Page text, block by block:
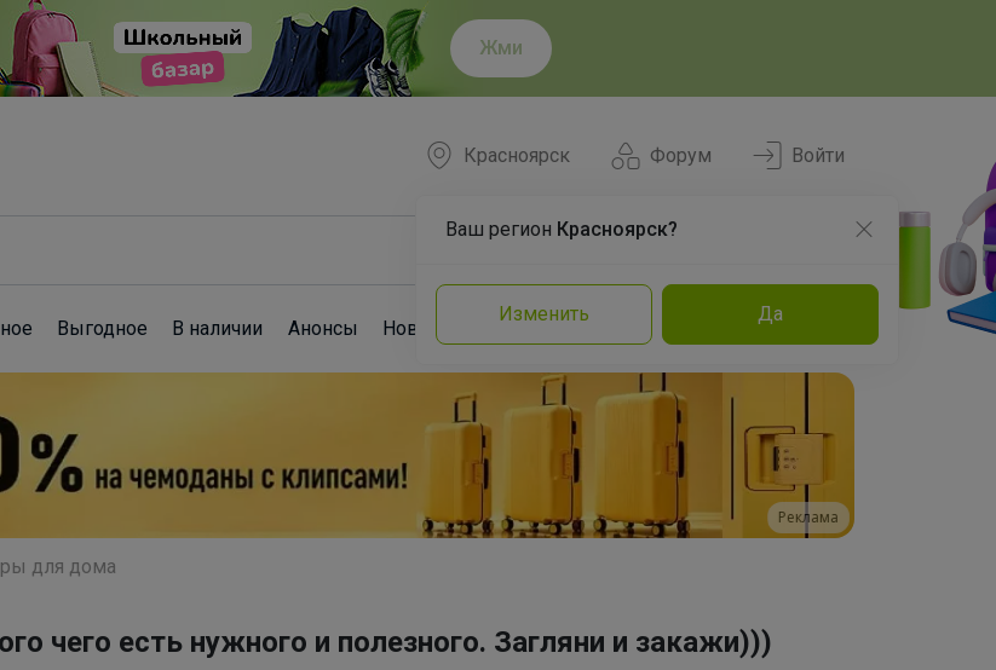
Жми
Форум
Красноярск
Ваш регион Красноярск?
Изменить Да
Войти
Выгодное В наличии Анонсы Новости Команда Эксперты
Реклама
для дома
чего есть нужного и полезного. Загляни и закажи)))